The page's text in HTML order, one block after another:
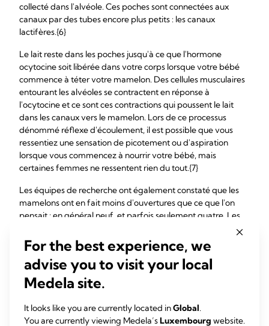
collecté dans l'alvéole. Ces poches sont connectées aux
canaux par des tubes encore plus petits : les canaux
lactifères.{6}
Le lait reste dans les poches jusqu'à ce que l'hormone
ocytocine soit libérée dans votre corps lorsque votre bébé
commence à téter votre mamelon. Des cellules musculaires
entourant les alvéoles se contractent en réponse à
l'ocytocine et ce sont ces contractions qui poussent le lait
dans les canaux vers le mamelon. Lors de ce processus
dénommé réflexe d'écoulement, il est possible que vous
ressentiez une sensation de picotement ou d'aspiration
lorsque vous commencez à nourrir votre bébé, mais
certaines femmes ne ressentent rien du tout.{7}
Les équipes de recherche ont également constaté que les
mamelons ont en fait moins d'ouvertures que ce que l'on
pensait : en général neuf, et parfois seulement quatre. Les
volume de lait s'écoulant rapidement par ces ouvertures en
faible nombre.{8}
« Tout au long de l'allaitement, la structure et le
fonctionnement des seins restent assez constants jusqu'à ce
professeur Hartmann.
For the best experience, we
advise you to visit your local
Medela site.
It looks like you are currently located inGlobal.
You are currently viewing Medela’sLuxembourg website.